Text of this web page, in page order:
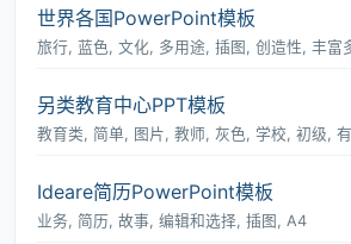
世界各国PowerPoint模板
旅行, 蓝色, 文化, 多用途, 插图, 创造性, 丰富
另类教育中心PPT模板
教育类, 简单, 图片, 教师, 灰色, 学校, 初级,
Ideare简历PowerPoint模板
业务, 简历, 故事, 编辑和选择, 插图, A4